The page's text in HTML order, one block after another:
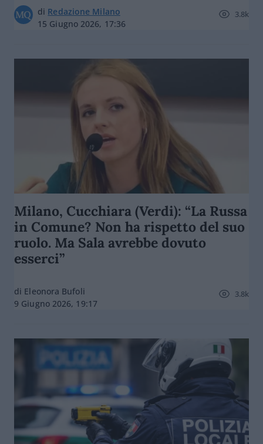
di Redazione Milano
15 Giugno 2026, 17:36
3.8k
Milano, Cucchiara (Verdi): “La Russa
in Comune? Non ha rispetto del suo
ruolo. Ma Sala avrebbe dovuto
esserci”
di Eleonora Bufoli
9 Giugno 2026, 19:17
3.8k